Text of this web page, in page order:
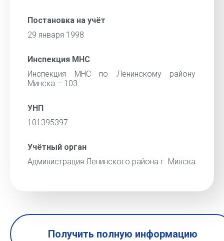
Постановка на учёт
29 января 1998
Инспекция МНС
Инспекция МНС по Ленинскому району
Минска – 103
УНП
101395397
Учётный орган
Администрация Ленинского района г. Минска
Получить полную информацию